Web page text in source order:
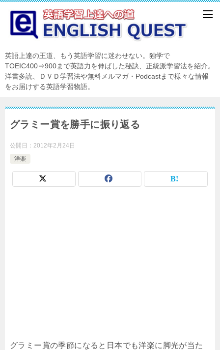
英語上達の王道、もう英語学習に迷わせない。独学で
TOEIC400⇒900まで英語力を伸ばした秘訣、正統派学習法を紹介。
洋書多読、ＤＶＤ学習法や無料メルマガ・Podcastまで様々な情報
をお届けする英語学習物語。
グラミー賞を勝手に振り返る
公開日： 2012年2月24日
洋楽
グラミー賞の季節になると日本でも洋楽に脚光が当た